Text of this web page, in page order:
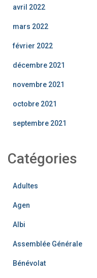
avril 2022
mars 2022
février 2022
décembre 2021
novembre 2021
octobre 2021
septembre 2021
Catégories
Adultes
Agen
Albi
Assemblée Générale
Bénévolat